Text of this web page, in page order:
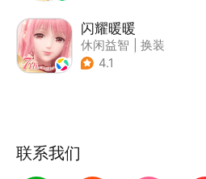
闪耀暖暖
休闲益智
换装
| 女性向
4.1
联系我们